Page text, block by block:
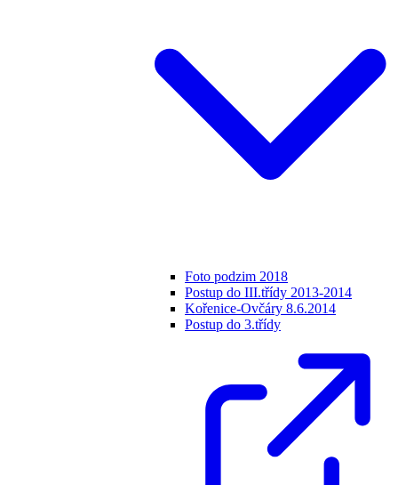
Foto podzim 2018
Postup do III.třídy 2013-2014
Kořenice-Ovčáry 8.6.2014
Postup do 3.třídy